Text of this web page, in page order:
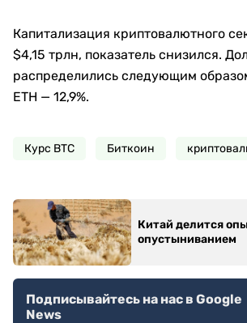
Капитализация криптовалютного
$4,15 трлн, показатель снизился.
распределились следующим
ETH — 12,9%.
Курс BTC Биткоин
Китай делится
опустыниванием
Подписывайтесь на нас в Google
News